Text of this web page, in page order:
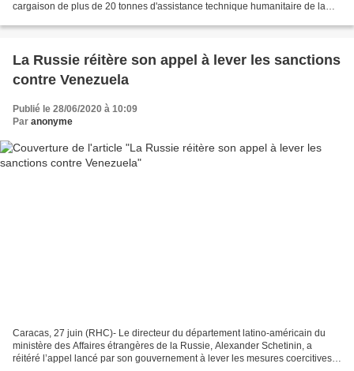
cargaison de plus de 20 tonnes d'assistance technique humanitaire de la
La Russie réitère son appel à lever les sanctions
contre Venezuela
Publié le 28/06/2020 à 10:09
Par anonyme
Caracas, 27 juin (RHC)- Le directeur du département latino-américain du
ministère des Affaires étrangères de la Russie, Alexander Schetinin, a
réitéré l’appel lancé par son gouvernement à lever les mesures coercitives